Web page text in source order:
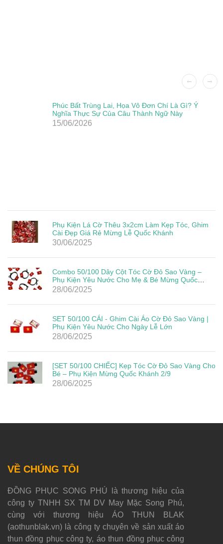
Phúc Bất Trùng Lai, Họa Vô Đơn Chí Là Gì? Ý
Nghĩa Thực Sự Của Câu Thành Ngữ Này
15/06/2026
Phụ Kiện Lá Cờ Thêu 3x2cm Làm Kẹp Tóc, Ghim
Cài Đẹp Giá Rẻ Mừng Lễ Quốc Khánh
30/06/2025
Combo 50/100 Dây Cột Tóc Cờ Đỏ Sao Vàng –
Phụ Kiện Yêu Nước Cho Mẹ & Bé Mừng Quốc
Khánh 2/9
28/06/2025
SET 50/100 CÁI - Ghim Cài Áo Cờ Đỏ Sao Vàng |
Phụ Kiện Yêu Nước Cho Ngày Lễ Lớn
28/06/2025
[SET 50/100 CHIẾC] Kẹp Tóc Cờ Đỏ Sao Vàng Cho
Bé – Phụ Kiện Mừng Quốc Khánh 2/9
28/06/2025
VỀ CHÚNG TÔI
ĐỒNG PHỤC SONG PHÚ là thương hiệu của
công ty TNHH SX TM DV May Mặc Song Phú,
cùng với thương hiệu ÁO THUN BLAK
(aothunblak.vn) là công ty chuyên về sản xuất áo
thun đồng phục công ty, áo thun đồng phục công